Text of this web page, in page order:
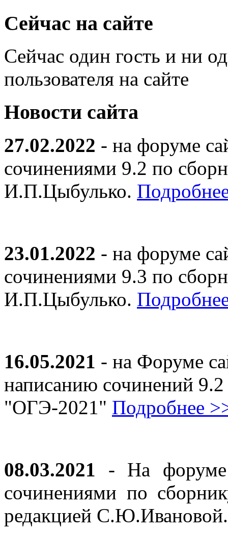
Сейчас на сайте
Сейчас один гость и ни
пользователя на сайте
Новости сайта
27.02.2022 - на форуме
сочинениями 9.2 по
И.П.Цыбулько.
23.01.2022 - на форуме
сочинениями 9.3 по
И.П.Цыбулько.
16.05.2021 - на Форуме
написанию сочинений
"ОГЭ-2021" Подробнее
08.03.2021 - На форуме
сочинениями по
редакцией